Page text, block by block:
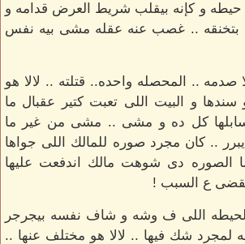
و كإنه بيقلب شريط العرض قدامه و
بتخنقه .. غصب عنه عقله مشى بيه نفس
صدمه .. المحصله واحده.. قتلته .. لالا هو
سندها و البيت اللى تعبت كتير عقبال ما
كل ده و مشى .. مشى من غير ما
.. كان مجرد صوره للمالك اللى جواها
الصوره دى شوهت مالك اندفعت عليها
ع السبب !
اللى ف وشه و شاف نفسه بيجرجر
لمجرد شك فيها .. لالا هو مختلف عنها ..